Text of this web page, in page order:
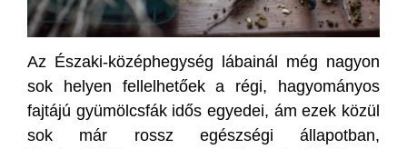
Az Északi-középhegység lábainál még nagyon
sok helyen fellelhetőek a régi, hagyományos
fajtájú gyümölcsfák idős egyedei, ám ezek közül
sok már rossz egészségi állapotban,